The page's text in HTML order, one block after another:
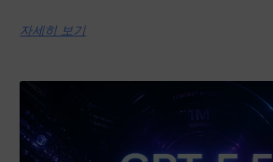
자세히 보기